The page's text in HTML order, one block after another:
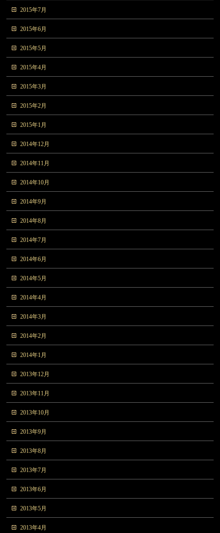
2015年7月
2015年6月
2015年5月
2015年4月
2015年3月
2015年2月
2015年1月
2014年12月
2014年11月
2014年10月
2014年9月
2014年8月
2014年7月
2014年6月
2014年5月
2014年4月
2014年3月
2014年2月
2014年1月
2013年12月
2013年11月
2013年10月
2013年9月
2013年8月
2013年7月
2013年6月
2013年5月
2013年4月